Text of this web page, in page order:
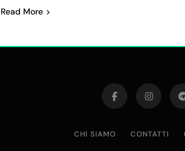
Read More
CHI SIAMO CONTATTI